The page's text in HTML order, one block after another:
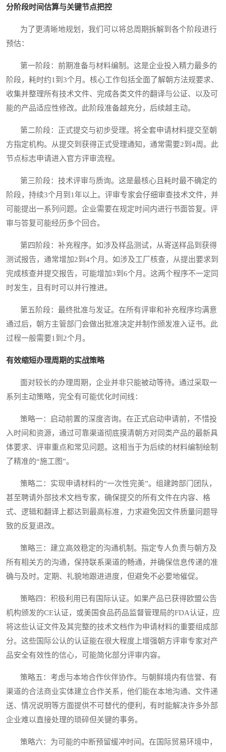
分阶段时间估算与关键节点把控
为了更清晰地规划，我们可以将总周期拆解到各个阶段进行
预估：
第一阶段：前期准备与材料编制。这是企业投入精力最多的
阶段，耗时约1到3个月。核心工作包括全面了解朝方法规要求、
收集并整理所有技术文件、完成各类文件的翻译与公证、以及可
能的产品适应性修改。此阶段准备越充分，后续越主动。
第二阶段：正式提交与初步受理。将全套申请材料提交至朝
方指定机构。从提交到获得正式受理通知，通常需要2到4周。此
节点标志申请进入官方评审流程。
第三阶段：技术评审与质询。这是最核心且耗时最不确定的
阶段，持续3个月到1年以上。评审专家会仔细审查技术文件，并
可能提出一系列问题。企业需要在规定时间内进行书面答复。评
审与答复可能经历多个回合。
第四阶段：补充程序。如涉及样品测试，从寄送样品到获得
测试报告，通常增加2到4个月。如涉及工厂核查，从提出要求到
完成核查并提交报告，可能增加3到6个月。这两个程序不一定同
时发生，且有时可以并行推进。
第五阶段：最终批准与发证。在所有评审和补充程序均满意
通过后，朝方主管部门会做出批准决定并制作颁发准入证书。此
过程一般需要1到2个月。
有效缩短办理周期的实战策略
面对较长的办理周期，企业并非只能被动等待。通过采取一
系列主动策略，完全有可能优化时间线：
策略一：启动前置的深度咨询。在正式启动申请前，不惜投
入时间和资源，通过可靠渠道彻底摸清朝方对同类产品的最新具
体要求、评审重点和常见问题。这相当于为后续的材料编制绘制
了精准的“施工图”。
策略二：实现申请材料的“一次性完美”。组建跨部门团队，
甚至聘请外部技术文档专家，确保提交的所有文件在内容、格
式、逻辑和翻译上都达到最高标准，力求避免因文件质量问题导
致的反复退改。
策略三：建立高效稳定的沟通机制。指定专人负责与朝方及
所有相关方的沟通，保持联系渠道的畅通，并确保信息传递的准
确与及时。定期、礼貌地跟进进度，但避免不必要地催促。
策略四：积极利用已有国际认证。如果产品已获得欧盟公告
机构颁发的CE认证，或美国食品药品监督管理局的FDA认证，应
将这些认证文件及其完整的技术文档作为申请材料的重要组成部
分。这些国际公认的认证能在很大程度上增强朝方评审专家对产
品安全有效性的信心，可能简化部分评审内容。
策略五：考虑与本地合作伙伴协作。与朝鲜境内有信誉、有
渠道的合法商业实体建立合作关系，他们能在本地沟通、文件递
送、情况说明等方面提供不可替代的便利，有时能解决许多外部
企业难以直接处理的琐碎但关键的事务。
策略六：为可能的中断预留缓冲时间。在国际贸易环境中，